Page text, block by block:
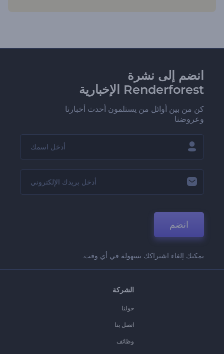
انضم إلى نشرة
Renderforest الإخبارية
كن من بين أوائل من يستلمون أحدث أخبارنا
وعروضنا
انضم
يمكنك إلغاء اشتراكك بسهولة في أي وقت.
الشركة
حولنا
اتصل بنا
وظائف